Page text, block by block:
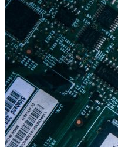
SmartPhone